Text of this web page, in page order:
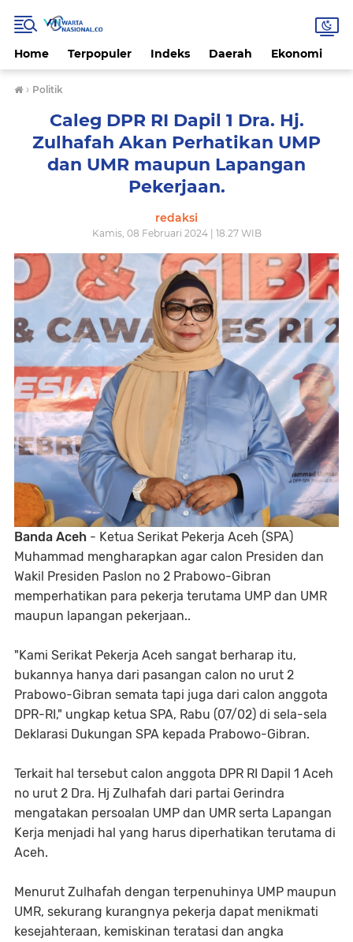
Home Terpopuler Indeks Daerah Ekonomi
› Politik
Caleg DPR RI Dapil 1 Dra. Hj.
Zulhafah Akan Perhatikan UMP
dan UMR maupun Lapangan
Pekerjaan.
redaksi
Kamis, 08 Februari 2024 | 18.27 WIB
Banda Aceh - Ketua Serikat Pekerja Aceh (SPA)
Muhammad mengharapkan agar calon Presiden dan
Wakil Presiden Paslon no 2 Prabowo-Gibran
memperhatikan para pekerja terutama UMP dan UMR
maupun lapangan pekerjaan..
"Kami Serikat Pekerja Aceh sangat berharap itu,
bukannya hanya dari pasangan calon no urut 2
Prabowo-Gibran semata tapi juga dari calon anggota
DPR-RI," ungkap ketua SPA, Rabu (07/02) di sela-sela
Deklarasi Dukungan SPA kepada Prabowo-Gibran.
Terkait hal tersebut calon anggota DPR RI Dapil 1 Aceh
no urut 2 Dra. Hj Zulhafah dari partai Gerindra
mengatakan persoalan UMP dan UMR serta Lapangan
Kerja menjadi hal yang harus diperhatikan terutama di
Aceh.
Menurut Zulhafah dengan terpenuhinya UMP maupun
UMR, sekurang kurangnya pekerja dapat menikmati
kesejahteraan, kemiskinan teratasi dan angka